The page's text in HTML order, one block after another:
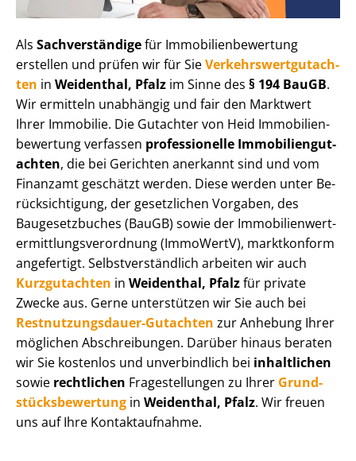
Als Sachverständigefür Im­mo­bi­li­en­be­wer­tung
erstellen und prüfen wir für SieVer­kehrs­wert­gut­ach­
ten in Weidenthal, Pfalz im Sinne des § 194 BauGB.
Wir ermitteln unabhängig und fair den Marktwert
Ihrer Immobilie. Die Gutachter von Heid Im­mo­bi­li­en­
be­wer­tung verfassen professionelle Im­mo­bi­li­en­gut­
ach­ten, die bei Gerichten anerkannt sind und vom
Finanzamt geschätzt werden. Diese werden unter Be­
rück­sich­ti­gung, der gesetzlichen Vorgaben, des
Baugesetzbuches (BauGB) sowie der Im­mo­bi­li­en­wert­
ermitt­lungs­ver­ord­nung (ImmoWertV), marktkonform
angefertigt. Selbst­ver­ständ­lich arbeiten wir auch
Kurzgutachten in Weidenthal, Pfalzfür private
Zwecke aus. Gerne unterstützen wir Sie auch bei
Rest­nut­zungs­dau­er-Gutachten zur Anhebung Ihrer
möglichen Abschreibungen. Darüber hinaus beraten
wir Sie kostenlos und unverbindlich bei inhaltlichen
sowie rechtlichen Fragestellungen zu Ihrer Grund­
stücks­be­wer­tung in Weidenthal, Pfalz. Wir freuen
uns auf Ihre Kontaktaufnahme.